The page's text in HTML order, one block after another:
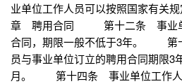
业单位工作人员可以按照国家有
章 聘用合同 第十二条 事业单
合同，期限一般不低于3年。 第
员与事业单位订立的聘用合同期限3
月。 第十四条 事业单位工作人